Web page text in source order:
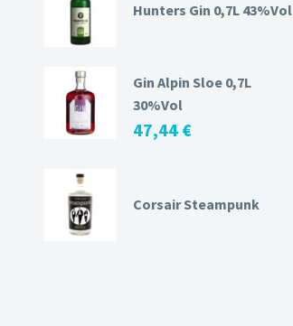
Hunters Gin 0,7L 43%Vol
Gin Alpin Sloe 0,7L
30%Vol
47,44 €
Corsair Steampunk